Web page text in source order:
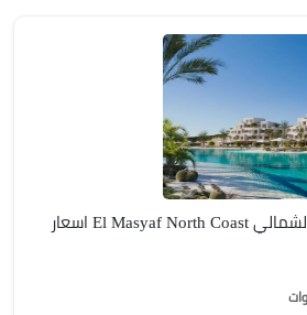
قرية المصيف الساحل الشمالي El Masyaf North Coast اسعار